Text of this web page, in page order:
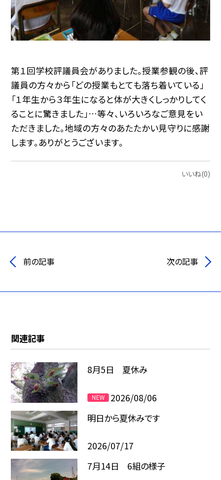
第１回学校評議員会がありました。授業参観の後、評
議員の方々から「どの授業もとても落ち着いている」
「１年生から３年生になると体が大きくしっかりしてく
ることに驚きました」…等々、いろいろなご意見をい
ただきました。地域の方々のあたたかい見守りに感謝
します。ありがとうございます。
いいね(0)
前の記事 次の記事
関連記事
8月5日 夏休み
2026/08/06
明日から夏休みです
2026/07/17
7月14日 6組の様子